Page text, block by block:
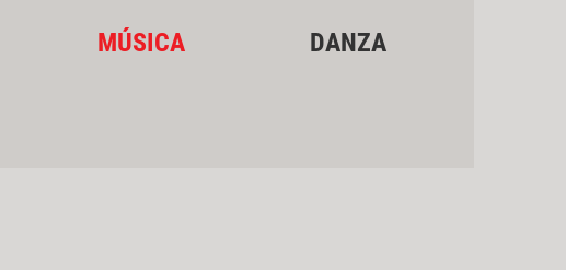
MÚSICA
DANZA